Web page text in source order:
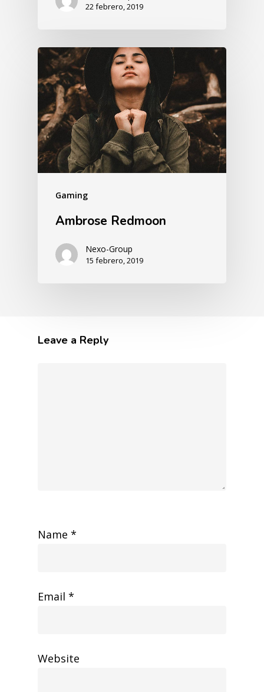
22 febrero, 2019
Gaming
Ambrose Redmoon
Nexo-Group
15 febrero, 2019
Leave a Reply
Name *
Email *
Website